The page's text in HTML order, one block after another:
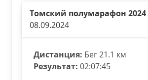
Томский полумарафон 2024
08.09.2024
Дистанция: Бег 21.1 км
Результат: 02:07:45